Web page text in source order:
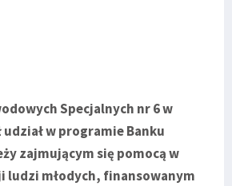
Specjalnych nr 6 w
w programie Banku
zajmującym się pomocą w
ludzi młodych, finansowanym